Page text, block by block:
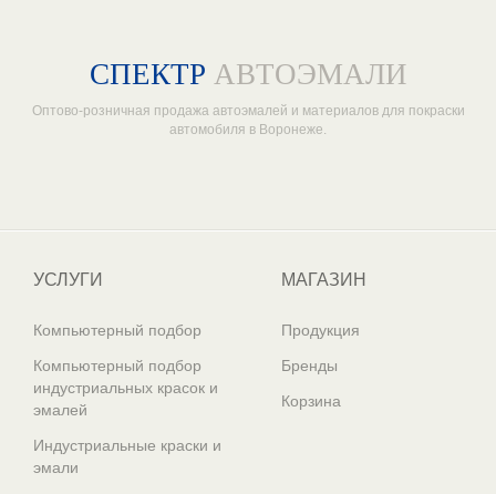
СПЕКТР АВТОЭМАЛИ
Оптово-розничная продажа автоэмалей и материалов для покраски
автомобиля в Воронеже.
УСЛУГИ
Компьютерный подбор
Компьютерный подбор
индустриальных красок и
эмалей
Индустриальные краски и
эмали
МАГАЗИН
Продукция
Бренды
Корзина